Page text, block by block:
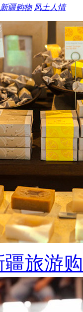
新疆购物 风土人情
旅游